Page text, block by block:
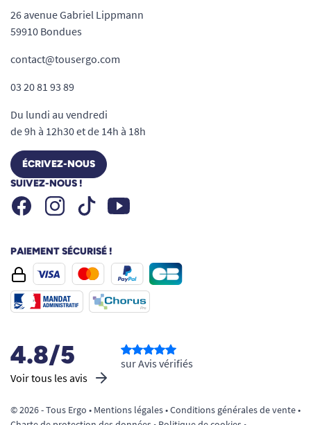
26 avenue Gabriel Lippmann
59910 Bondues
contact@tousergo.com
03 20 81 93 89
Du lundi au vendredi
de 9h à 12h30 et de 14h à 18h
ÉCRIVEZ-NOUS
SUIVEZ-NOUS !
FacebookInstagramTiktok Youtube
PAIEMENT SÉCURISÉ !
4.8/5
Voir tous les avis
sur Avis vérifiés
© 2026 - Tous Ergo • Mentions légales•Conditions générales de vente•